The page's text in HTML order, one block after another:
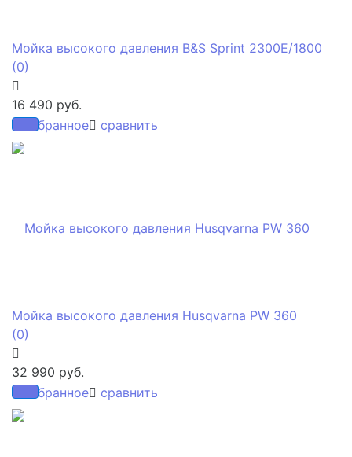
избранное сравнить
Мойка высокого давления B&S Sprint 2300E/1800
(0)
16 490 руб.
избранное сравнить
Мойка высокого давления Husqvarna PW 360
(0)
32 990 руб.